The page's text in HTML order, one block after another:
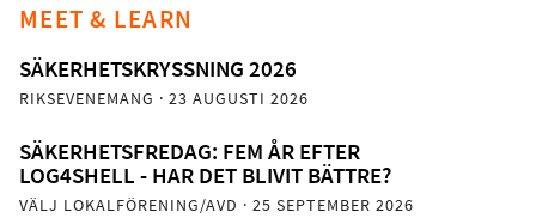
MEET & LEARN
SÄKERHETSKRYSSNING 2026
RIKSEVENEMANG · 23 AUGUSTI 2026
SÄKERHETSFREDAG: FEM ÅR EFTER
LOG4SHELL - HAR DET BLIVIT BÄTTRE?
VÄLJ LOKALFÖRENING/AVD · 25 SEPTEMBER 2026